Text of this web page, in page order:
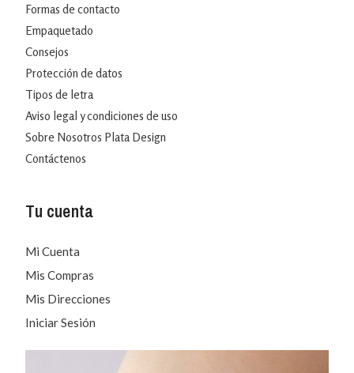
Formas de contacto
Empaquetado
Consejos
Protección de datos
Tipos de letra
Aviso legal y condiciones de uso
Sobre Nosotros Plata Design
Contáctenos
Tu cuenta
Mi Cuenta
Mis Compras
Mis Direcciones
Iniciar Sesión